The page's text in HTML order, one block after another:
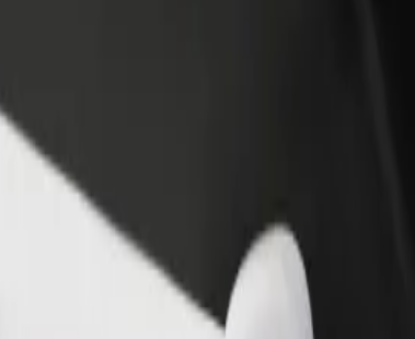
Gundua huduma zetu na ujipatie huduma inayofaa kwa